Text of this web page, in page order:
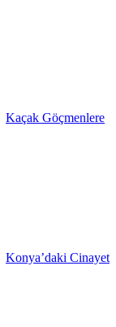
Kaçak Göçmenlere
Konya’daki Cinayet